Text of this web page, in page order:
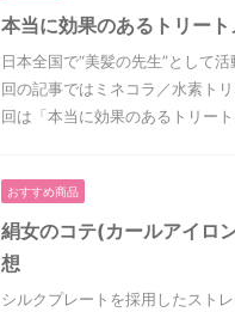
本当に効果のあるトリート
日本全国で“美髪の先生”として
回の記事ではミネコラ／水素ト
回は「本当に効果のあるトリー
おすすめ商品
絹女のコテ(カールアイロ
想
シルクプレートを採用したスト